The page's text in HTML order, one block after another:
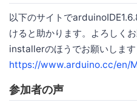
以下のサイトで
けると助かります。よろしく
installerのほうでお願いします
https://www.arduino.cc/en/
参加者の声